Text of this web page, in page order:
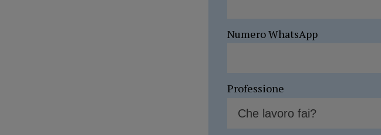
Numero WhatsApp
Professione